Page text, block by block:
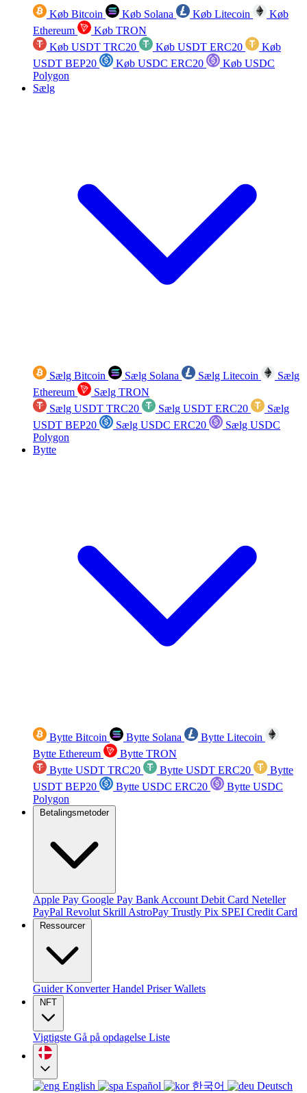
Køb Bitcoin Køb Solana Køb Litecoin
Køb
Ethereum
Køb TRON
Køb USDT TRC20
Køb USDT ERC20
Køb
USDT BEP20
Køb USDC ERC20
Køb USDC
Polygon
Sælg
Sælg Bitcoin Sælg Solana Sælg Litecoin
Sælg
Ethereum
Sælg TRON
Sælg USDT TRC20
Sælg USDT ERC20
Sælg
USDT BEP20
Sælg USDC ERC20
Sælg USDC
Polygon
Bytte
Bytte Bitcoin Bytte Solana
Bytte Litecoin
Bytte Ethereum
Bytte TRON
Bytte USDT TRC20
Bytte USDT ERC20
Bytte
USDT BEP20
Bytte USDC ERC20
Bytte USDC
Polygon
Betalingsmetoder
Apple Pay Google Pay Bank Account Debit Card Neteller
PayPal Revolut Skrill AstroPay Trustly Pix SPEI Credit Card
Ressourcer
GuiderKonverterHandel PriserWallets
NFT
Vigtigste Gå på opdagelse Liste
English Español 한국어
Deutsch